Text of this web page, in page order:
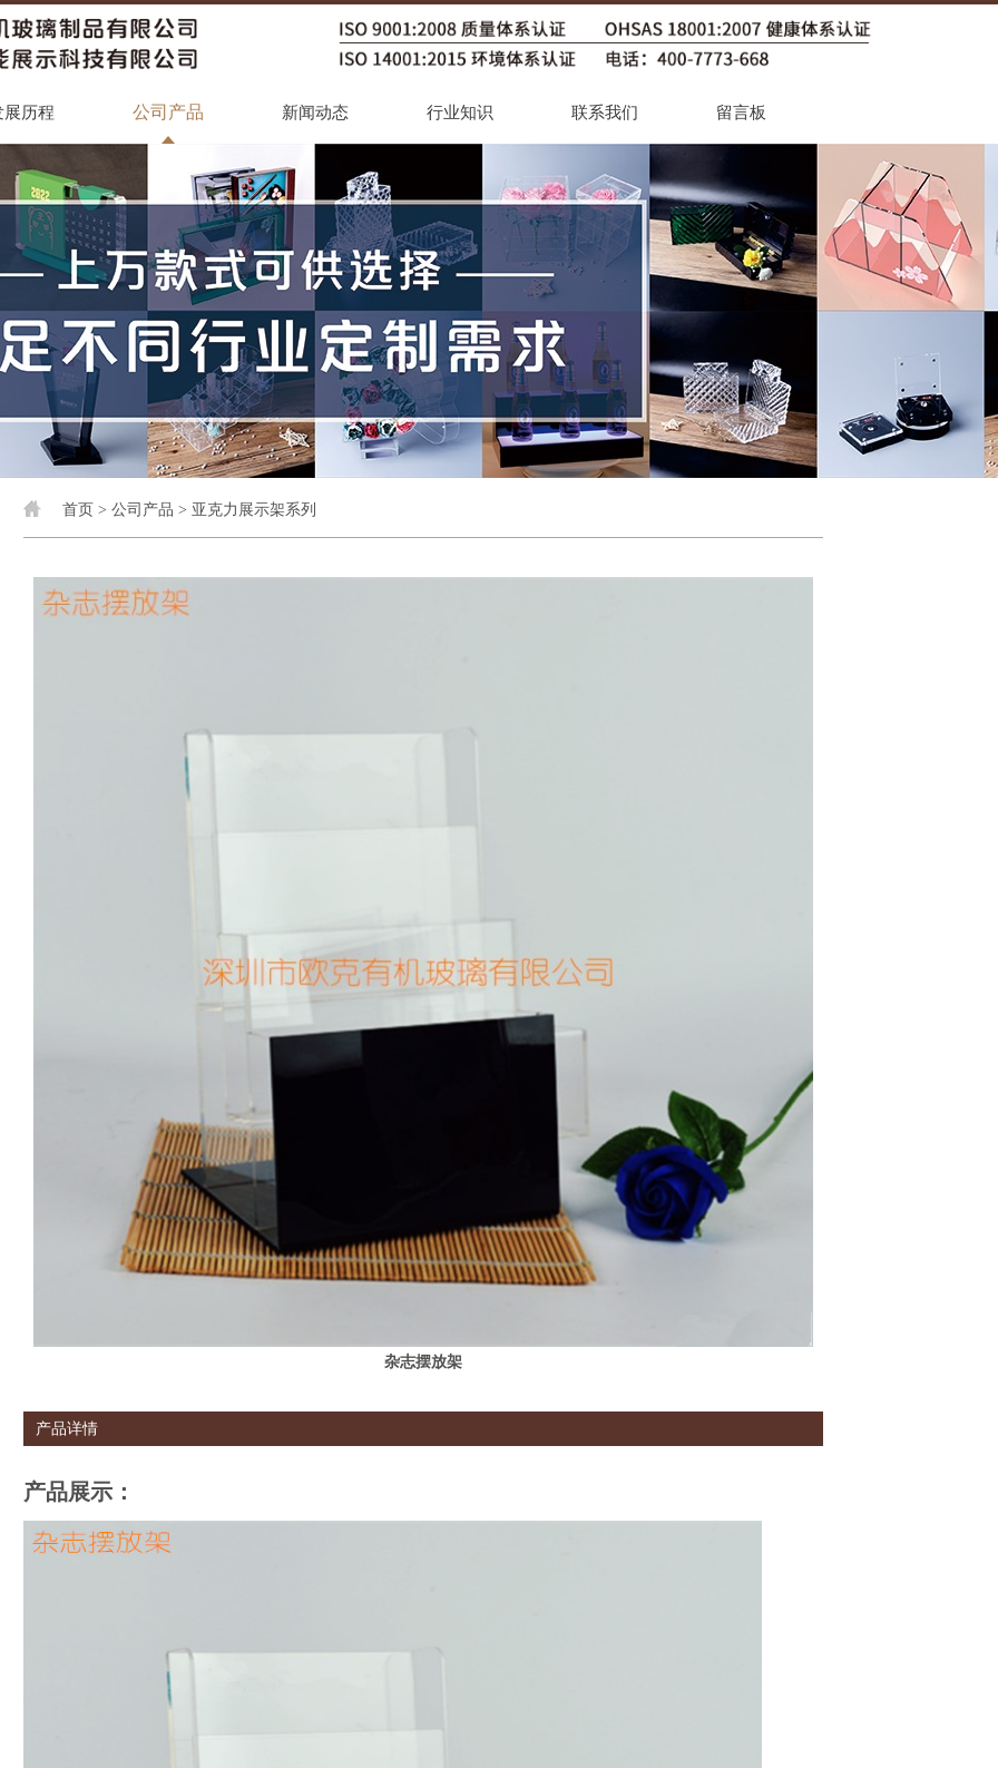
展历程 公司产品 新闻动态 行业知识 联系我们 留言板
首页 > 公司产品 > 亚克力展示架系列
杂志摆放架
产品详情
产品展示：